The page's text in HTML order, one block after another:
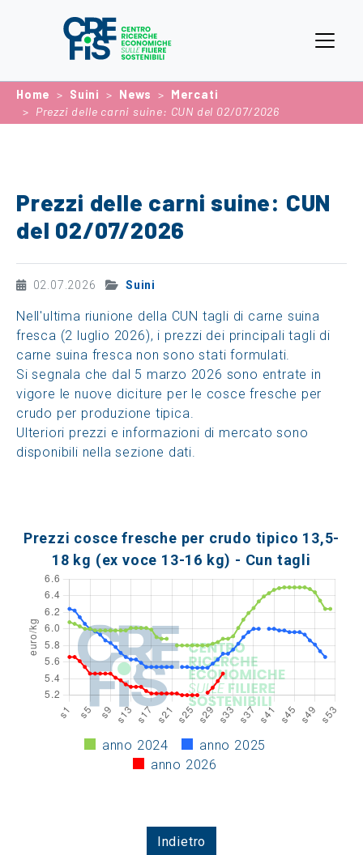
Home Suini News
Mercati
Prezzi delle carni suine: CUN del 02/07/2026
Prezzi delle carni suine: CUN
del 02/07/2026
02.07.2026 Suini
Nell'ultima riunione della CUN tagli di carne suina
fresca (2 luglio 2026), i prezzi dei principali tagli di
carne suina fresca non sono stati formulati.
Si segnala che dal 5 marzo 2026 sono entrate in
vigore le nuove diciture per le cosce fresche per
crudo per produzione tipica.
Ulteriori prezzi e informazioni di mercato sono
disponibili nella sezione dati.
Prezzi cosce fresche per crudo tipico 13,5-
18 kg (ex voce 13-16 kg) - Cun tagli
anno 2024
anno 2025
anno 2026
Indietro